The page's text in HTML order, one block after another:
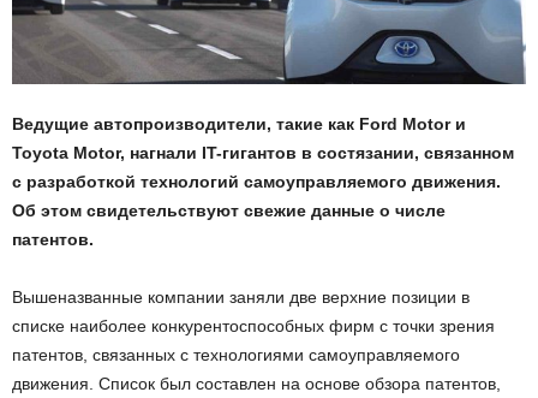
Ведущие автопроизводители, такие как Ford Motor и
Toyota Motor, нагнали IT-гигантов в состязании, связанном
с разработкой технологий самоуправляемого движения.
Об этом свидетельствуют свежие данные о числе
патентов.
Вышеназванные компании заняли две верхние позиции в
списке наиболее конкурентоспособных фирм с точки зрения
патентов, связанных с технологиями самоуправляемого
движения. Список был составлен на основе обзора патентов,